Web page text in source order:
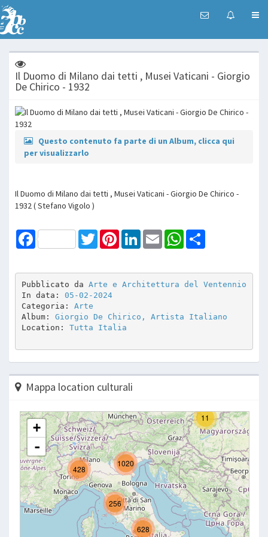
Il Duomo di Milano dai tetti , Musei Vaticani - Giorgio
De Chirico - 1932
Questo contenuto fa parte di un Album, clicca qui
per visualizzarlo
Il Duomo di Milano dai tetti , Musei Vaticani - Giorgio De Chirico -
1932 ( Stefano Vigolo )
Facebook TwitterPinterestLinkedInEmail WhatsApp
Pubblicato da Arte e Architettura del Ventennio
In data: 05-02-2024
Categoria: Arte
Album: Giorgio De Chirico, Artista Italiano
Location: Tutta Italia
Mappa location culturali